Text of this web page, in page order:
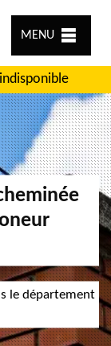
MENU
le département